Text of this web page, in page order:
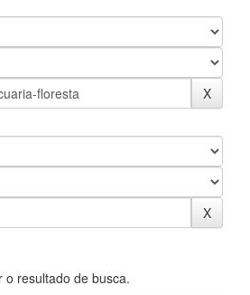
o resultado de busca.